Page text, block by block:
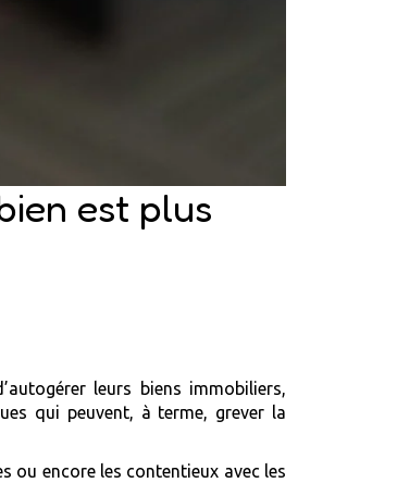
est plus
leurs biens immobiliers,
qui peuvent, à terme, grever la
ou encore les contentieux avec les